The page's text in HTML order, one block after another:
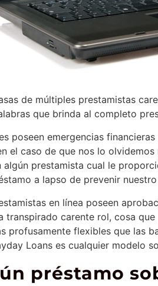
de múltiples prestamistas
que brinda al completo
poseen emergencias
el caso de que nos lo
prestamista cual le
a lapso de prevenir
en línea poseen
transpirado carente rol, cosa
profusamente flexibles que las
Loans es cualquier modelo
préstamo